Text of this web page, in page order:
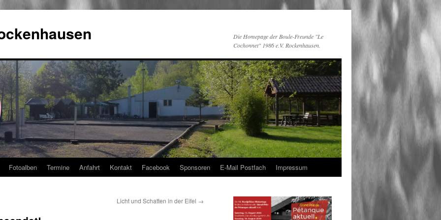
Die Homepage der Boule-Freunde "Le
Cochonnet" 1986 e.V. Rockenhausen.
Fotoalben Termine Anfahrt Kontakt Facebook Sponsoren E-Mail Postfach Impressum
Licht und Schatten in der Eifel →